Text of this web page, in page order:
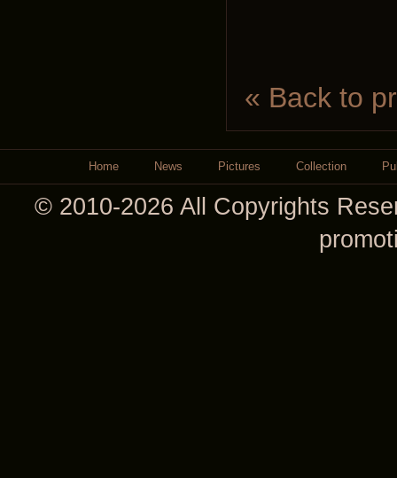
« Back to
Home News Pictures Collection
© 2010-2026 All Copyrights